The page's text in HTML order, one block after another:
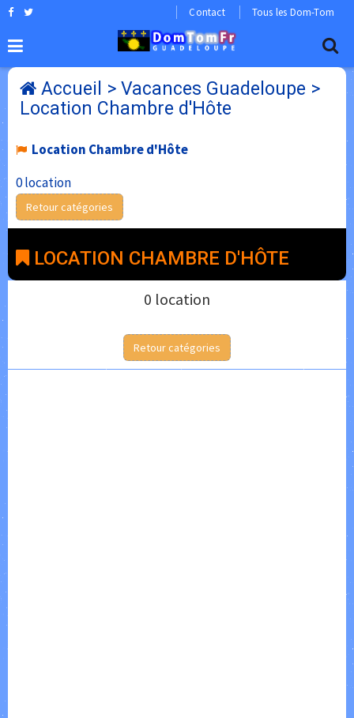
Contact Tous les Dom-Tom
Accueil > Vacances Guadeloupe >
Location Chambre d'Hôte
Location Chambre d'Hôte
0 location
Retour catégories
LOCATION CHAMBRE D'HÔTE
0 location
Retour catégories